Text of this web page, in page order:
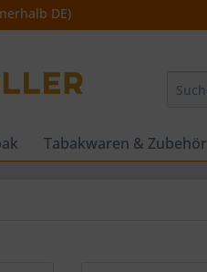
DE)
Tabakwaren & Zubehör